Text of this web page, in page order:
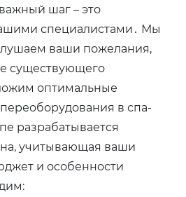
шаг – это
специалистами․ Мы
ваши пожелания,
существующего
оптимальные
в спа-
разрабатывается
учитывающая ваши
и особенности